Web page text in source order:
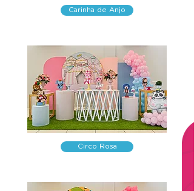
Carinha de Anjo
Circo Rosa